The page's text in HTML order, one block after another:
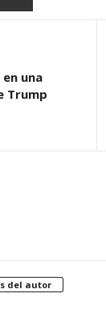
una
Trump
del autor